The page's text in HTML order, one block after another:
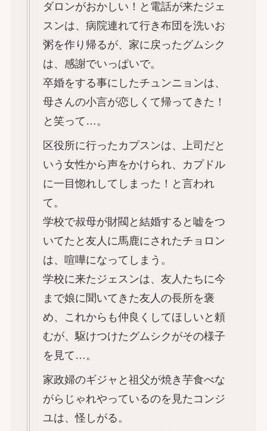
ダロンがおかしい！と電話が来たジェ
スンは、病院連れて行き布団を洗いお
粥を作り帰るが、家に戻ったグムシク
は、感謝でいっぱいで。
卒婚をする事にしたチュンニョンは、
母さんの小言が恋しくて帰ってきた！
と笑って…。
区役所に行ったカプスンは、上司だと
いう女性から声をかけられ、カプドル
に一目惚れしてしまった！と言われ
て。
学校で叔母が財閥と結婚すると嘘をつ
いてたと友人に馬鹿にされたチョロン
は、喧嘩になってしまう。
学校に来たジェスンは、友人たちに今
まで娘に聞いてきた友人の長所を褒
め、これからも仲良くしてほしいと頼
むが、駆けつけたグムシクがその様子
を見て…。
家政婦のギジャと祖父が焼き芋食べな
がらじゃれやっているのを見たコンジ
ユは、怪しがる。